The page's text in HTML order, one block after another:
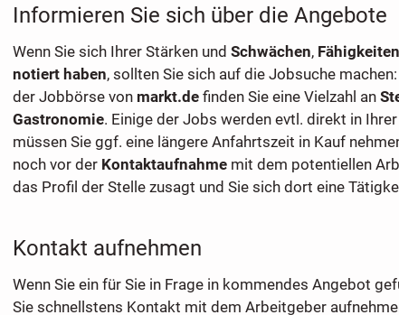
Informieren Sie sich über die Angebote
Wenn Sie sich Ihrer Stärken und Schwächen, Fähigkeiten
notiert haben, sollten Sie sich auf die Jobsuche
der Jobbörse von markt.de finden Sie eine Vielzahl an
Gastronomie. Einige der Jobs werden evtl. direkt in
müssen Sie ggf. eine längere Anfahrtszeit in Kauf
noch vor der Kontaktaufnahme mit dem potentiellen
das Profil der Stelle zusagt und Sie sich dort eine
Kontakt aufnehmen
Wenn Sie ein für Sie in Frage in kommendes Angebot
Sie schnellstens Kontakt mit dem Arbeitgeber